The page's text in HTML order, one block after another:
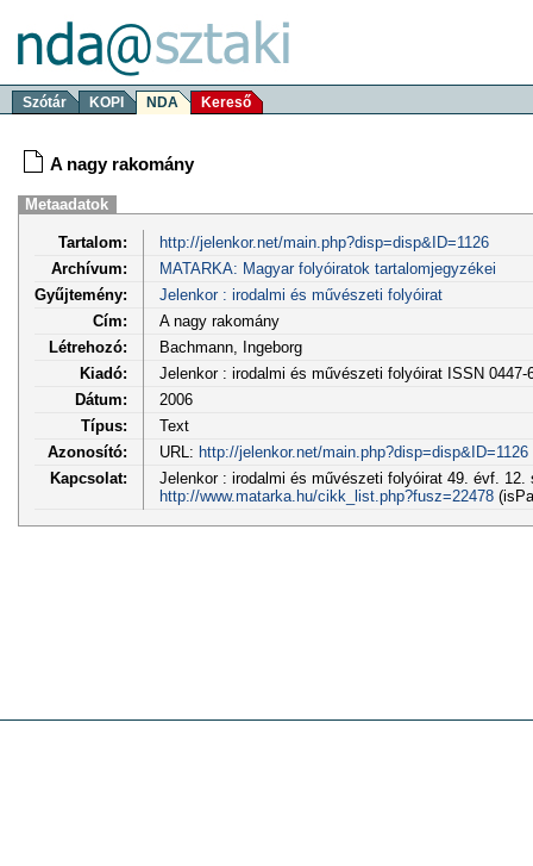
Szótár KOPI NDA Kereső
A nagy rakomány
Metaadatok
Tartalom:
http://jelenkor.net/main.php?disp=disp&ID=1126
Archívum:
MATARKA: Magyar folyóiratok tartalomjegyzékei
Gyűjtemény:
Jelenkor : irodalmi és művészeti folyóirat
Cím:
A nagy rakomány
Létrehozó:
Bachmann, Ingeborg
Kiadó:
Jelenkor : irodalmi és művészeti folyóirat ISSN 0447-
Dátum:
2006
Típus:
Text
Azonosító:
URL: http://jelenkor.net/main.php?disp=disp&ID=1126
Kapcsolat:
Jelenkor : irodalmi és művészeti folyóirat 49. évf. 12.
http://www.matarka.hu/cikk_list.php?fusz=22478